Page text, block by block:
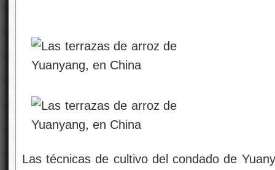
Las técnicas de cultivo del condado de